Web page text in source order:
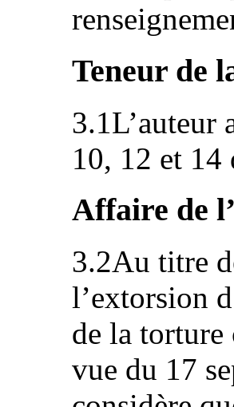
Teneur de
3.1L’auteur
10, 12 et 14
Affaire de
3.2Au titre
l’extorsion
de la torture
vue du 17